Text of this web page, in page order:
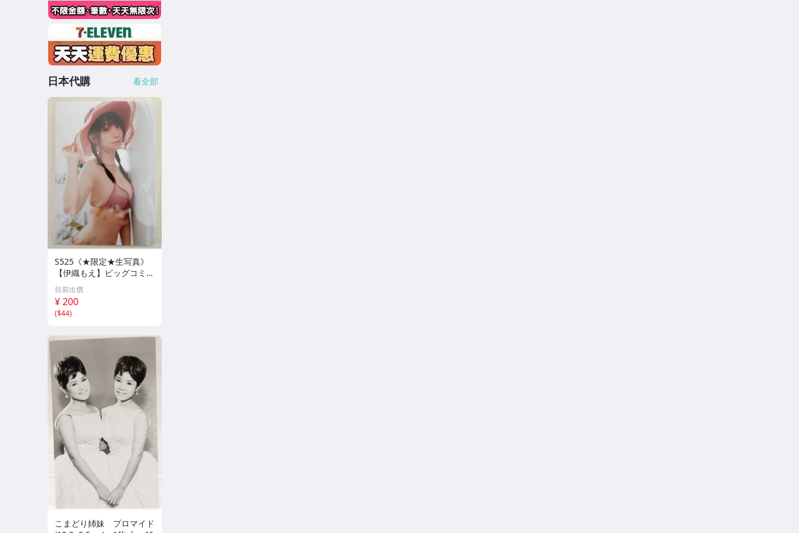
日本代購 看全部
S525《★限定★生写真》
【伊織もえ】ビッグコミッ
クスピリッツ 2026年8月3
日号 ★セブンネット限定
特典★ ☆送料一律☆
目前出價
¥ 200
($44)
こまどり姉妹 プロマイド